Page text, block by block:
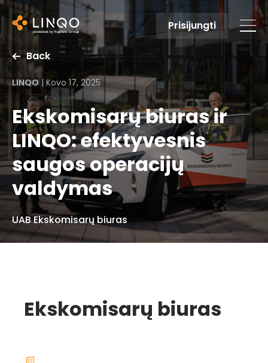
Prisijungti
Back
LINQO | Kovo 17, 2025
Ekskomisarų biuras ir
LINQO: efektyvesnis
saugos operacijų
valdymas
UAB Ekskomisarų biuras
Ekskomisarų biuras